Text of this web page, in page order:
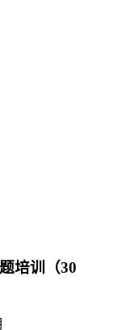
培训（30